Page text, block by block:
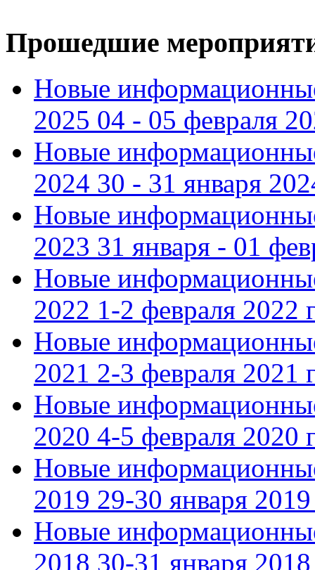
Прошедшие
Новые
2025 04 - 05 февраля
Новые
2024 30 - 31 января
Новые
2023 31 января - 01
Новые
2022 1-2 февраля 2022
Новые
2021 2-3 февраля 2021
Новые
2020 4-5 февраля 2020
Новые
2019 29-30 января 2019
Новые
2018 30-31 января 2018